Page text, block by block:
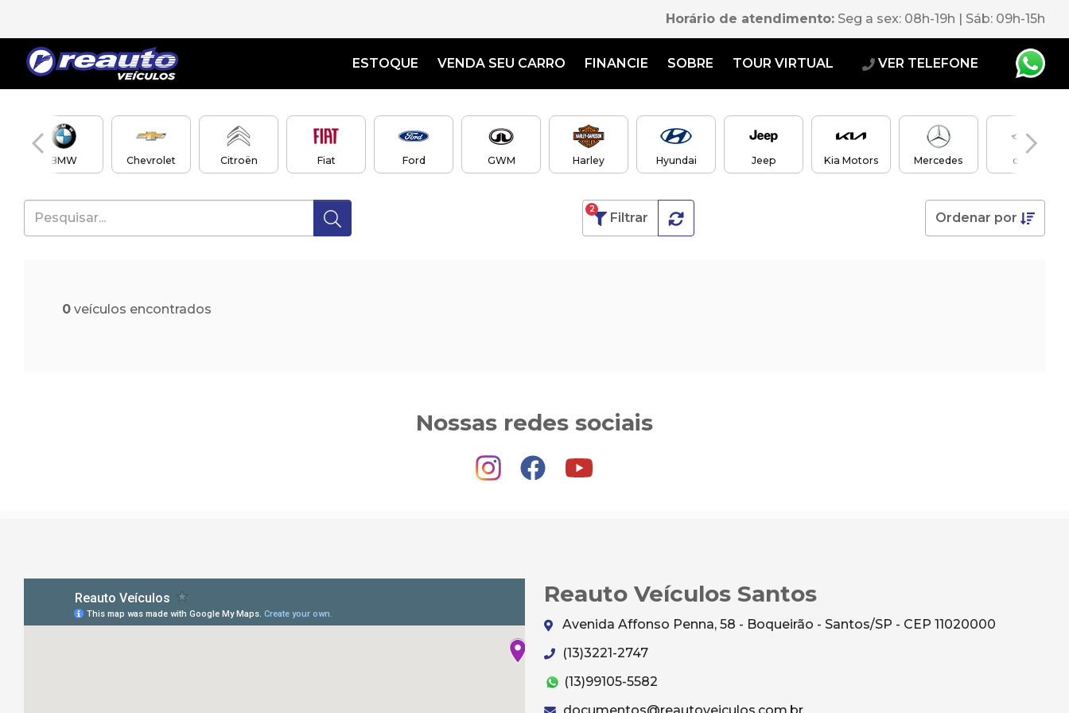
Horário de atendimento: Seg a sex: 08h-19h | Sáb: 09h-15h
ESTOQUE VENDA SEU CARRO FINANCIE SOBRE TOUR VIRTUAL VER TELEFONE
BMW Chevrolet Citroën Fiat Ford GWM Harley Hyundai Jeep Kia Motors Mercedes chery
Filtrar
2
Ordenar por
0 veículos encontrados
Nossas redes sociais
Reauto Veículos Santos
Avenida Affonso Penna, 58 - Boqueirão - Santos/SP - CEP 11020000
(13)3221-2747
(13)99105-5582